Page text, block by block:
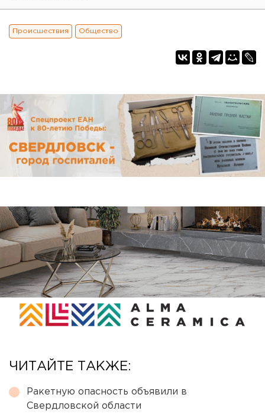
Происшествия Общество
ЧИТАЙТЕ ТАКЖЕ:
Ракетную опасность объявили в
Свердловской области